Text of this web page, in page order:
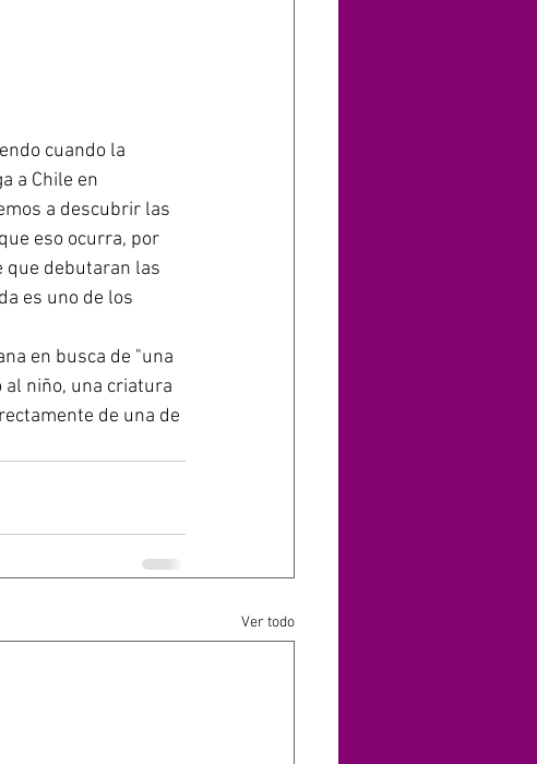
cuando la
a Chile en
a descubrir las
eso ocurra, por
debutaran las
es uno de los
en busca de "una
al niño, una criatura
de una de
Ver todo